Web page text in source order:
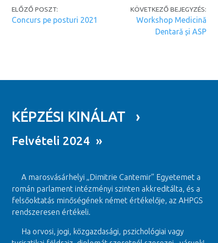
ELŐZŐ POSZT:
Concurs pe posturi 2021
KÖVETKEZŐ BEJEGYZÉS:
Workshop Medicină
Dentară și ASP
KÉPZÉSI KINÁLAT ›
Felvételi 2024 »
A marosvásárhelyi „Dimitrie Cantemir” Egyetemet a
román parlament intézményi szinten akkreditálta, és a
felsőoktatás minőségének német értékelője, az AHPGS
rendszeresen értékeli.
Ha orvosi, jogi, közgazdasági, pszichológiai vagy